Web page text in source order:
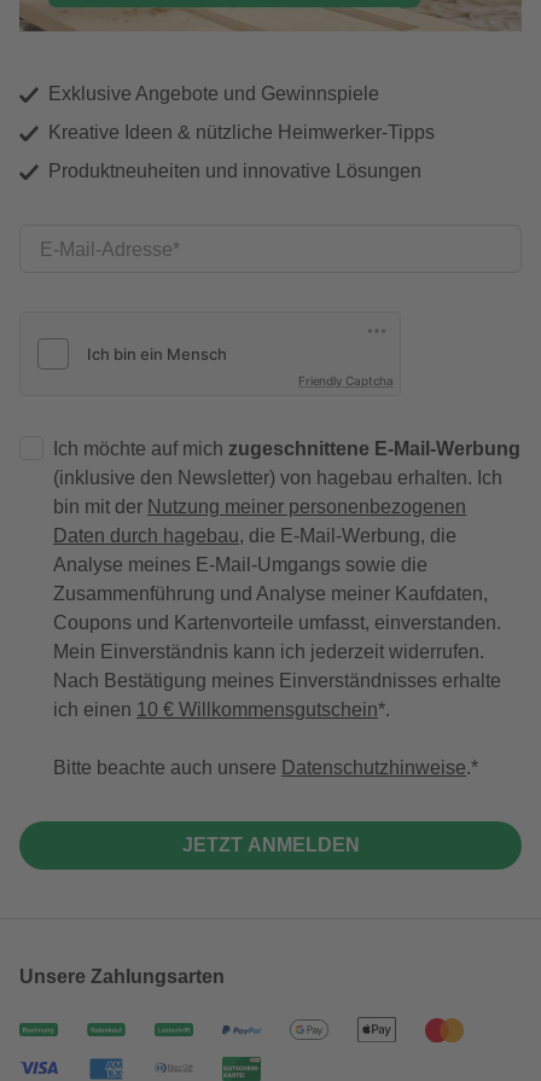
Exklusive Angebote und Gewinnspiele
Kreative Ideen & nützliche Heimwerker-Tipps
Produktneuheiten und innovative Lösungen
E-Mail-Adresse
Friendly Captcha
Ich möchte auf mich zugeschnittene E-Mail-Werbung
(inklusive den Newsletter) von hagebau erhalten. Ich
bin mit der Nutzung meiner personenbezogenen
Daten durch hagebau, die E-Mail-Werbung, die
Analyse meines E-Mail-Umgangs sowie die
Zusammenführung und Analyse meiner Kaufdaten,
Coupons und Kartenvorteile umfasst, einverstanden.
Mein Einverständnis kann ich jederzeit widerrufen.
Nach Bestätigung meines Einverständnisses erhalte
ich einen 10 € Willkommensgutschein*.
Bitte beachte auch unsere Datenschutzhinweise.
JETZT ANMELDEN
Unsere Zahlungsarten